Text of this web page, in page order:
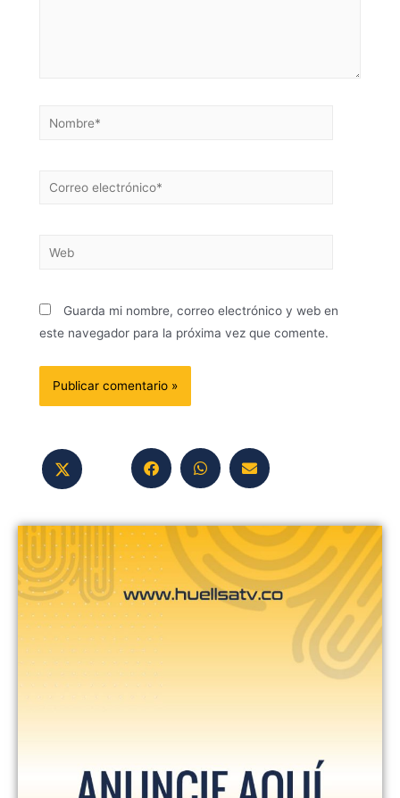
Guarda mi nombre, correo electrónico y web en
este navegador para la próxima vez que comente.